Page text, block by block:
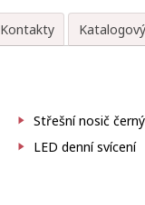
Kontakty
Střešní nosič černý
LED denní svícení